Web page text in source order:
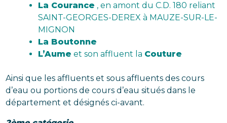
La Courance , en amont du C.D. 180 reliant
SAINT-GEORGES-DEREX à MAUZE-SUR-LE-
MIGNON
La Boutonne
L’Aume et son affluent la Couture
Ainsi que les affluents et sous affluents des cours
d’eau ou portions de cours d’eau situés dans le
département et désignés ci-avant.